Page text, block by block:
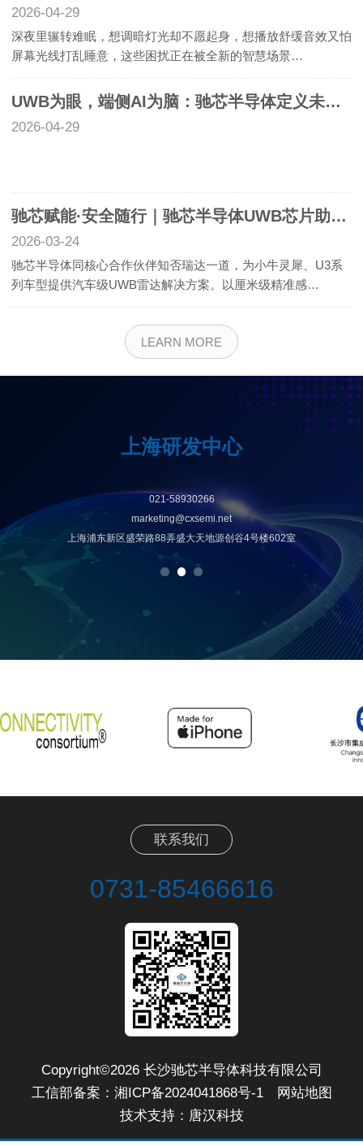
2026-04-29
深夜里辗转难眠，想调暗灯光却不愿起身，想播放舒缓音效又怕
屏幕光线打乱睡意，这些困扰正在被全新的智慧场景…
UWB为眼，端侧AI为脑：驰芯半导体定义未来卧室
2026-04-29
驰芯赋能·安全随行｜驰芯半导体UWB芯片助力小牛灵犀、U3系列，开创智慧出行与两轮车安全新纪元
2026-03-24
驰芯半导体同核心合作伙伴知否瑞达一道，为小牛灵犀、U3系
列车型提供汽车级UWB雷达解决方案。以厘米级精准感…
LEARN MORE
上海研发中心
021-58930266
marketing@cxsemi.net
上海浦东新区盛荣路88弄盛大天地源创谷4号楼602室
联系我们
0731-85466616
Copyright©2026 长沙驰芯半导体科技有限公司
工信部备案： 湘ICP备2024041868号-1
网站地图
技术支持： 唐汉科技